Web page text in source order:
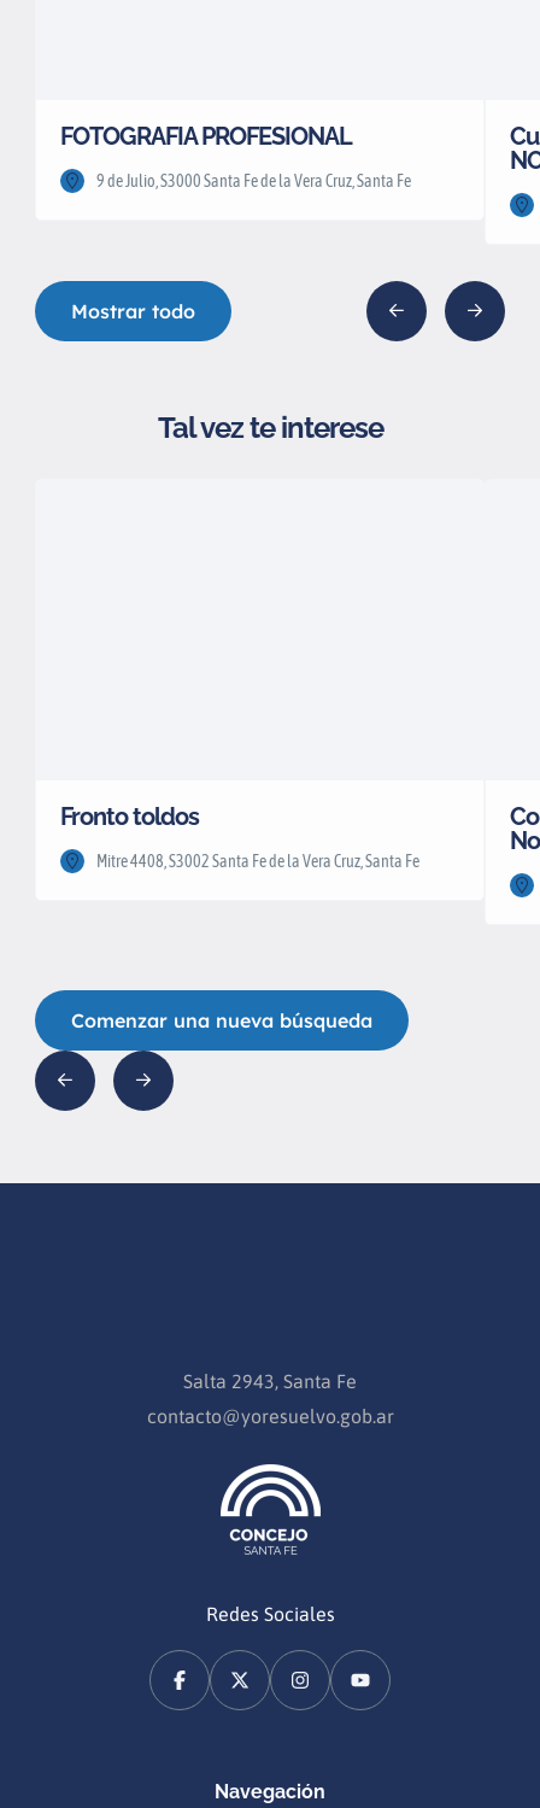
FOTOGRAFIA PROFESIONAL
9 de Julio, S3000 Santa Fe de la Vera Cruz, Santa Fe
Mostrar todo
Tal vez te interese
Fronto toldos
Mitre 4408, S3002 Santa Fe de la Vera Cruz, Santa Fe
Comenzar una nueva búsqueda
Salta 2943, Santa Fe
contacto@yoresuelvo.gob.ar
Redes Sociales
Navegación